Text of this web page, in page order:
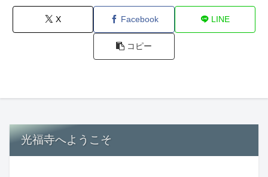
X Facebook LINE
コピー
光福寺へようこそ